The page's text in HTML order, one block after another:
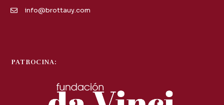
info@brottauy.com
PATROCINA: